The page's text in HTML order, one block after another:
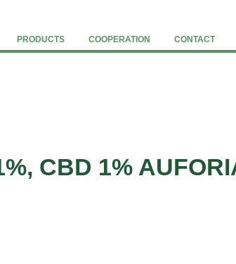
PRODUCTS COOPERATION CONTACT
CBD 1%